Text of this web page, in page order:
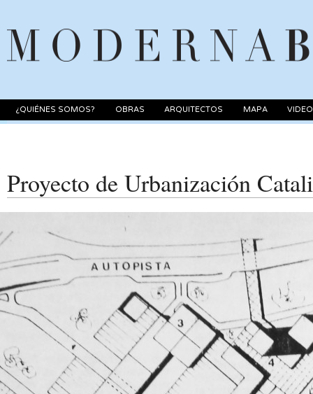
¿QUIÉNES SOMOS? OBRAS ARQUITECTOS MAPA
Proyecto de Urbanización